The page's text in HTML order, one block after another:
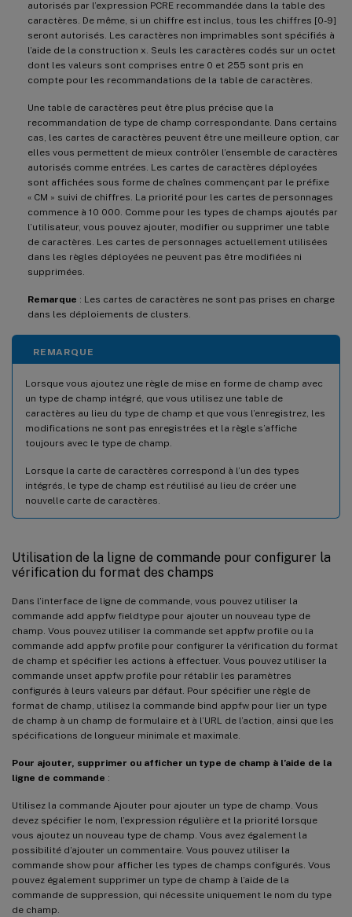
autorisés par l’expression PCRE recommandée dans la table des
caractères. De même, si un chiffre est inclus, tous les chiffres [0-9]
seront autorisés. Les caractères non imprimables sont spécifiés à
l’aide de la construction x. Seuls les caractères codés sur un octet
dont les valeurs sont comprises entre 0 et 255 sont pris en
compte pour les recommandations de la table de caractères.
Une table de caractères peut être plus précise que la
recommandation de type de champ correspondante. Dans certains
cas, les cartes de caractères peuvent être une meilleure option, car
elles vous permettent de mieux contrôler l’ensemble de caractères
autorisés comme entrées. Les cartes de caractères déployées
sont affichées sous forme de chaînes commençant par le préfixe
« CM » suivi de chiffres. La priorité pour les cartes de personnages
commence à 10 000. Comme pour les types de champs ajoutés par
l’utilisateur, vous pouvez ajouter, modifier ou supprimer une table
de caractères. Les cartes de personnages actuellement utilisées
dans les règles déployées ne peuvent pas être modifiées ni
supprimées.
Remarque : Les cartes de caractères ne sont pas prises en charge
dans les déploiements de clusters.
REMARQUE
Lorsque vous ajoutez une règle de mise en forme de champ avec
un type de champ intégré, que vous utilisez une table de
caractères au lieu du type de champ et que vous l’enregistrez, les
modifications ne sont pas enregistrées et la règle s’affiche
toujours avec le type de champ.
Lorsque la carte de caractères correspond à l’un des types
intégrés, le type de champ est réutilisé au lieu de créer une
nouvelle carte de caractères.
Utilisation de la ligne de commande pour configurer la
vérification du format des champs
Dans l’interface de ligne de commande, vous pouvez utiliser la
commande add appfw fieldtype pour ajouter un nouveau type de
champ. Vous pouvez utiliser la commande set appfw profile ou la
commande add appfw profile pour configurer la vérification du format
de champ et spécifier les actions à effectuer. Vous pouvez utiliser la
commande unset appfw profile pour rétablir les paramètres
configurés à leurs valeurs par défaut. Pour spécifier une règle de
format de champ, utilisez la commande bind appfw pour lier un type
de champ à un champ de formulaire et à l’URL de l’action, ainsi que les
spécifications de longueur minimale et maximale.
Pour ajouter, supprimer ou afficher un type de champ à l’aide de la
ligne de commande :
Utilisez la commande Ajouter pour ajouter un type de champ. Vous
devez spécifier le nom, l’expression régulière et la priorité lorsque
vous ajoutez un nouveau type de champ. Vous avez également la
possibilité d’ajouter un commentaire. Vous pouvez utiliser la
commande show pour afficher les types de champs configurés. Vous
pouvez également supprimer un type de champ à l’aide de la
commande de suppression, qui nécessite uniquement le nom du type
de champ.